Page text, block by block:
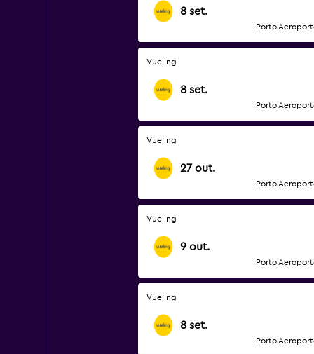
8 set.
Porto
Vueling
8 set.
Porto
Vueling
27 out.
Porto
Vueling
9 out.
Porto
Vueling
8 set.
Porto